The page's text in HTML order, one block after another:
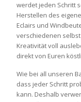
werdet jeden Schritt
Herstellen des
Eclairs und
verschiedenen
Kreativität voll
direkt von Euren
Wie bei all unseren
dass jeder Schritt
kann. Deshalb